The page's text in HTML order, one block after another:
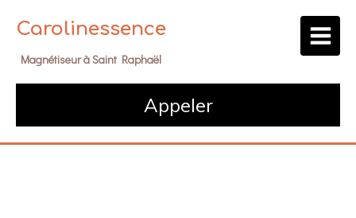
Carolinessence
Magnétiseur à Saint Raphaël
Appeler